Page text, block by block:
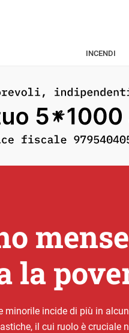
INCENDI
la
minorile incide di più in
il cui ruolo è cruciale